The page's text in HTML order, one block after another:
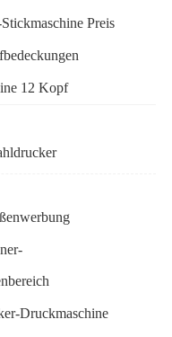
Preis
12 Kopf
Druckmaschine